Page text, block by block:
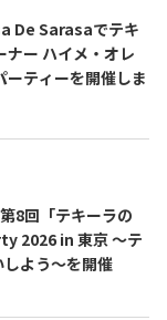
How to Drink Tequila
Cuisines of Mexico
De Sarasaでテキ
ナー ハイメ・オレ
ーティーを開催しま
8回「テキーラの
2026 in 東京 ～テ
よう～を開催